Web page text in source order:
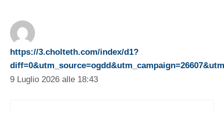
https://3.cholteth.com/index/d1?
9 Luglio 2026 alle 18:43